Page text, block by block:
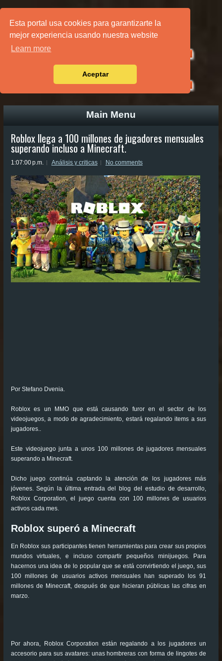
Esta portal usa cookies para garantizarte la
mejor experiencia usando nuestra website
Learn more
Aceptar
PÁGINA PRINCIPAL
Main Menu
Roblox llega a 100 millones de jugadores mensuales
superando incluso a Minecraft.
1:07:00 p.m. Análisis y criticas No comments
Por Stefano Dvenia.
Roblox es un MMO que está causando furor en el sector de los
videojuegos, a modo de agradecimiento, estará regalando items a sus
jugadores..
Este videojuego junta a unos 100 millones de jugadores mensuales
superando a Minecraft.
Dicho juego continúa captando la atención de los jugadores más
jóvenes. Según la última entrada del blog del estudio de desarrollo,
Roblox Corporation, el juego cuenta con 100 millones de usuarios
activos cada mes.
Roblox superó a Minecraft
En Roblox sus participantes tienen herramientas para crear sus propios
mundos virtuales, e incluso compartir pequeños minijuegos. Para
hacernos una idea de lo popular que se está convirtiendo el juego, sus
100 millones de usuarios activos mensuales han superado los 91
millones de Minecraft, después de que hicieran públicas las cifras en
marzo.
Por ahora, Roblox Corporation están regalando a los jugadores un
accesorio para sus avatares: unas hombreras con forma de lingotes de